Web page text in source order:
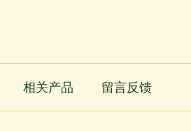
相关产品 留言反馈